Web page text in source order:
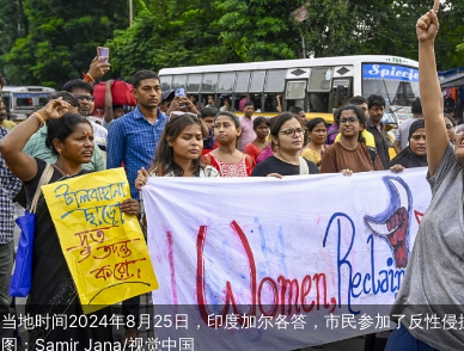
当地时间2024年8月25日，印度加尔各答，市民参加了反性侵
图：Samir Jana/视觉中国